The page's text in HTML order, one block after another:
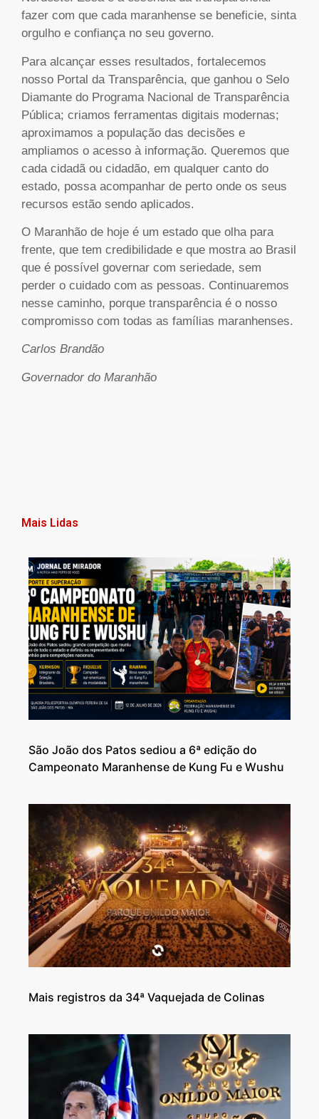
fazer com que cada maranhense se beneficie, sinta
orgulho e confiança no seu governo.
Para alcançar esses resultados, fortalecemos
nosso Portal da Transparência, que ganhou o Selo
Diamante do Programa Nacional de Transparência
Pública; criamos ferramentas digitais modernas;
aproximamos a população das decisões e
ampliamos o acesso à informação. Queremos que
cada cidadã ou cidadão, em qualquer canto do
estado, possa acompanhar de perto onde os seus
recursos estão sendo aplicados.
O Maranhão de hoje é um estado que olha para
frente, que tem credibilidade e que mostra ao Brasil
que é possível governar com seriedade, sem
perder o cuidado com as pessoas. Continuaremos
nesse caminho, porque transparência é o nosso
compromisso com todas as famílias maranhenses.
Carlos Brandão
Governador do Maranhão
Mais Lidas
São João dos Patos sediou a 6ª edição do
Campeonato Maranhense de Kung Fu e Wushu
Mais registros da 34ª Vaquejada de Colinas